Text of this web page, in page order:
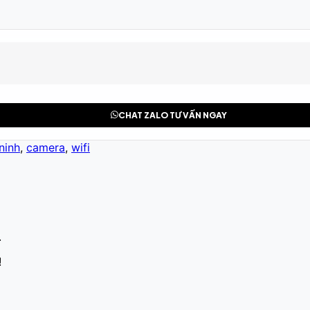
CHAT ZALO TƯ VẤN NGAY
, camera, wifi